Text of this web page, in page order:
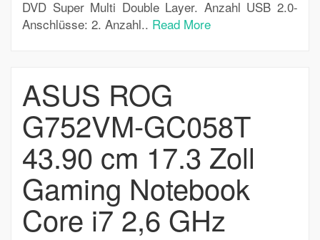
DVD Super Multi Double Layer. Anzahl USB 2.0-
Anschlüsse: 2. Anzahl.. Read More
ASUS ROG
G752VM-GC058T
43.90 cm 17.3 Zoll
Gaming Notebook
Core i7 2,6 GHz